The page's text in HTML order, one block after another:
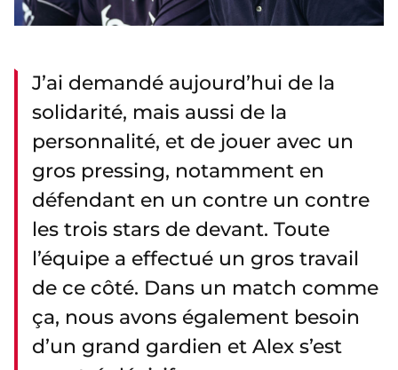
J’ai demandé aujourd’hui de la
solidarité, mais aussi de la
personnalité, et de jouer avec un
gros pressing, notamment en
défendant en un contre un contre
les trois stars de devant. Toute
l’équipe a effectué un gros travail
de ce côté. Dans un match comme
ça, nous avons également besoin
d’un grand gardien et Alex s’est